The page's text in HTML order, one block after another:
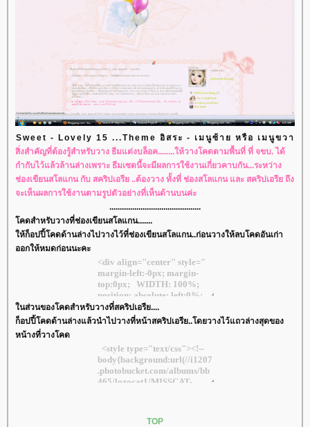
Sweet - Lovely 15 ...Theme อิสระ - เมนูซ้าย หรือ เมนูขวา
สิ่งสำคัญที่ต้องรู้สำหรับวาง ธีมแต่งบล็อค........ให้วางโคดตามพื้นที่ ที่ จขบ. ได้
กำกับไว้แล้วล้านล่างเพราะ ธีมเซตนี้จะมีผลการใช้งานเกี่ยวคาบกัน...ระหว่าง
ช่องเขียนสโลแกน กับ สคริปเอรีย ..ต้องวาง ทั้งที่ ช่องสโลแกน และ สคริปเอรีย ถึง
จะเห็นผลการใช้งานตามรูปตัวอย่างที่เห็นด้านบนค่ะ
............................................
คดสำหรับวางที่ช่องเขียนสโลแกน.......
ห้ก็อปปี้โคดด้านล่างไปวางไว้ที่ช่องเขียนสโลแกน..ก่อนวางให้ลบโคดอันเก่า
ออกให้หมดก่อนนะคะ
นส่วนของโคดสำหรับวางที่สคริปเอรีย....
ก็อปปี้โคดด้านล่างแล้วนำไปวางที่หน้าสคริปเอรีย..โดยวางไว้แถวล่างสุดของ
หน้างที่วางโคด
TOP